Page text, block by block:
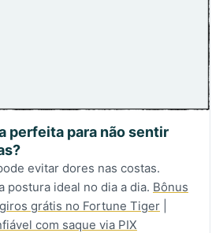
perfeita para não sentir
evitar dores nas costas.
postura ideal no dia a dia. Bônus
grátis no Fortune Tiger
com saque via PIX